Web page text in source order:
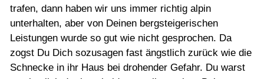
trafen, dann haben wir uns immer richtig alpin
unterhalten, aber von Deinen bergsteigerischen
Leistungen wurde so gut wie nicht gesprochen. Da
zogst Du Dich sozusagen fast ängstlich zurück wie die
Schnecke in ihr Haus bei drohender Gefahr. Du warst